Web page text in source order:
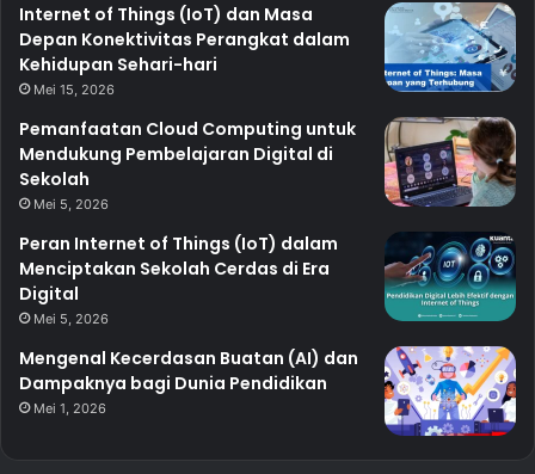
Internet of Things (IoT) dan Masa
Depan Konektivitas Perangkat dalam
Kehidupan Sehari-hari
Mei 15, 2026
Pemanfaatan Cloud Computing untuk
Mendukung Pembelajaran Digital di
Sekolah
Mei 5, 2026
Peran Internet of Things (IoT) dalam
Menciptakan Sekolah Cerdas di Era
Digital
Mei 5, 2026
Mengenal Kecerdasan Buatan (AI) dan
Dampaknya bagi Dunia Pendidikan
Mei 1, 2026